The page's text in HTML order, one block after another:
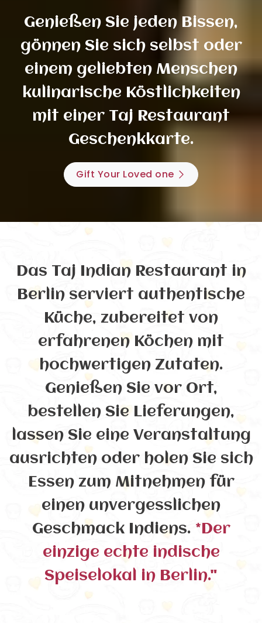
Genießen Sie jeden Bissen,
gönnen Sie sich selbst oder
einem geliebten Menschen
kulinarische Köstlichkeiten
mit einer Taj Restaurant
Geschenkkarte.
Gift Your Loved one
Das Taj Indian Restaurant in
Berlin serviert authentische
Küche, zubereitet von
erfahrenen Köchen mit
hochwertigen Zutaten.
Genießen Sie vor Ort,
bestellen Sie Lieferungen,
lassen Sie eine Veranstaltung
ausrichten oder holen Sie sich
Essen zum Mitnehmen für
einen unvergesslichen
Geschmack Indiens. *Der
einzige echte indische
Speiselokal in Berlin."